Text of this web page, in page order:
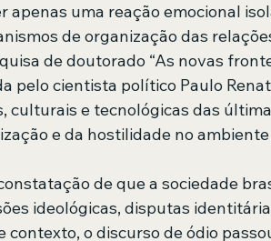
apenas uma reação emocional
de organização das
de doutorado “As novas
pelo cientista político Paulo
culturais e tecnológicas das
e da hostilidade no
de que a sociedade
ideológicas, disputas
contexto, o discurso de ódio